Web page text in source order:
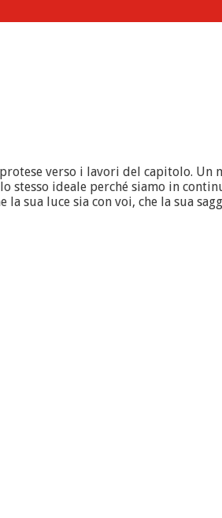
verso i lavori del capitolo.
stesso ideale perché siamo in
sua luce sia con voi, che la sua